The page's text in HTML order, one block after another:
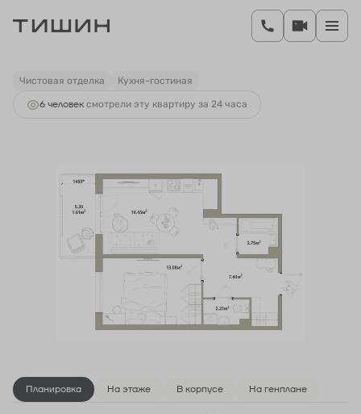
1-комнатная 45.53 м 7 831 160 руб.
Ипотекаот 33 192 руб.
Чистовая отделка Кухня-гостиная
6 человек смотрели эту квартиру за 24 часа
Планировка На этаже В корпусе На генплане